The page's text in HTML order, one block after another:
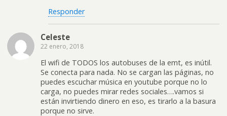
Responder
Celeste
22 enero, 2018
El wifi de TODOS los autobuses de la emt, es inútil.
Se conecta para nada. No se cargan las páginas, no
puedes escuchar música en youtube porque no lo
carga, no puedes mirar redes sociales….vamos si
están invirtiendo dinero en eso, es tirarlo a la basura
porque no sirve.